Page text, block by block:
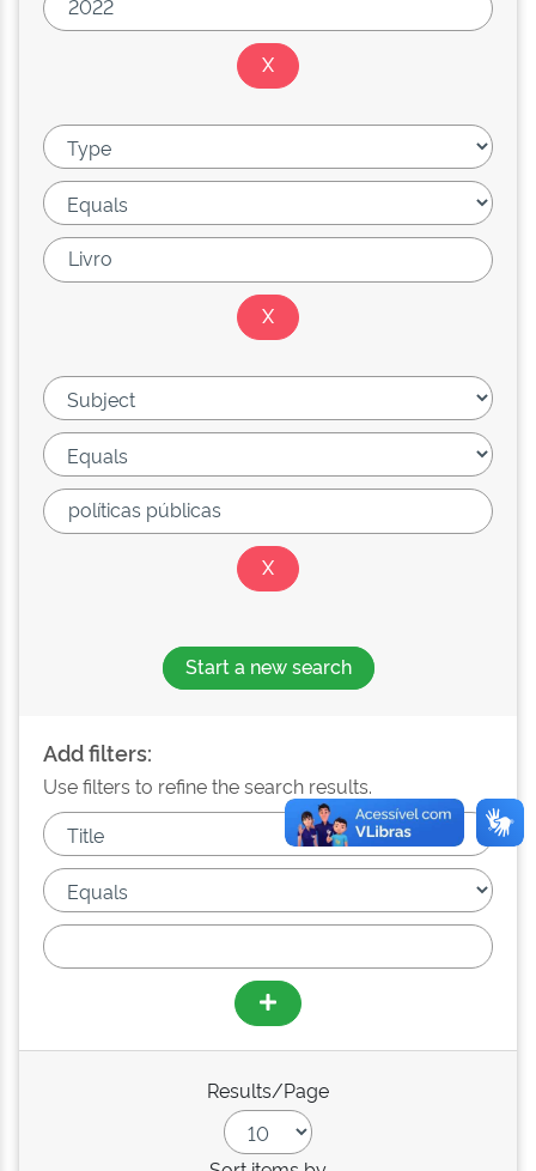
Start a new search
Add filters:
Use filters to refine the search results.
Results/Page